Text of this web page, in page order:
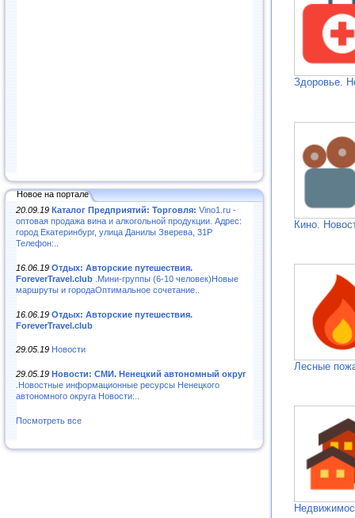
Новое на портале
20.09.19 Каталог Предприятий: Торговля: Vino1.ru -
оптовая продажа вина и алкогольной продукции. Адрес:
город Екатеринбург, улица Данилы Зверева, 31Р
Телефон:..
16.06.19 Отдых: Авторские путешествия.
ForeverTravel.club .Мини-группы (6-10 человек)Новые
маршруты и городаОптимальное сочетание..
16.06.19 Отдых: Авторские путешествия.
ForeverTravel.club
29.05.19 Новости
29.05.19 Новости: СМИ. Ненецкий автономный округ
.Новостные информационные ресурсы Ненецкого
автономного округа Новости:..
Посмотреть все
Здоровье.
Кино.
Лесные